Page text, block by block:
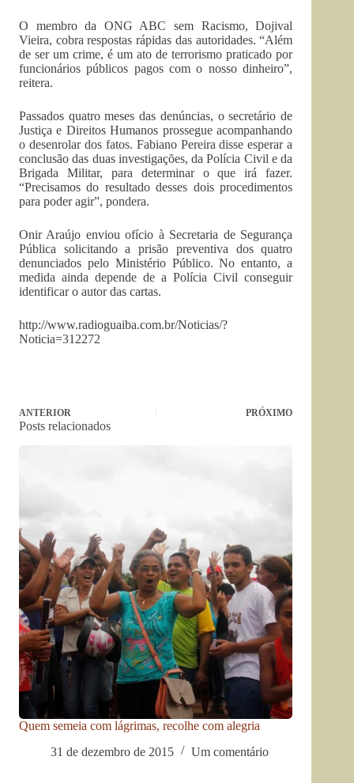
O membro da ONG ABC sem Racismo, Dojival
Vieira, cobra respostas rápidas das autoridades. “Além
de ser um crime, é um ato de terrorismo praticado por
funcionários públicos pagos com o nosso dinheiro”,
reitera.
Passados quatro meses das denúncias, o secretário de
Justiça e Direitos Humanos prossegue acompanhando
o desenrolar dos fatos. Fabiano Pereira disse esperar a
conclusão das duas investigações, da Polícia Civil e da
Brigada Militar, para determinar o que irá fazer.
“Precisamos do resultado desses dois procedimentos
para poder agir”, pondera.
Onir Araújo enviou ofício à Secretaria de Segurança
Pública solicitando a prisão preventiva dos quatro
denunciados pelo Ministério Público. No entanto, a
medida ainda depende de a Polícia Civil conseguir
identificar o autor das cartas.
http://www.radioguaiba.com.br/Noticias/?
Noticia=312272
ANTERIOR PRÓXIMO
Posts relacionados
Quem semeia com lágrimas, recolhe com alegria
31 de dezembro de 2015
Um comentário